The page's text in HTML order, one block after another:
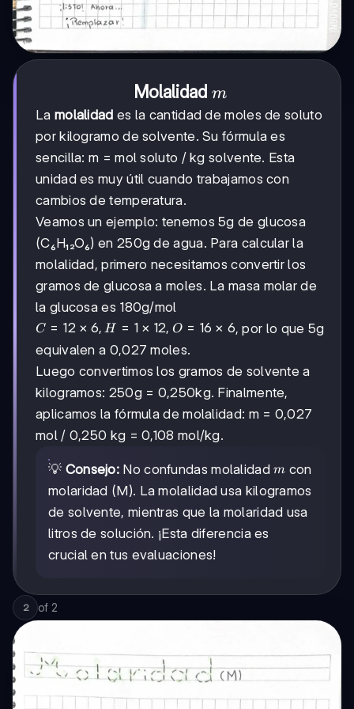
Molalidad m
m
La molalidad es la cantidad de moles de soluto
por kilogramo de solvente. Su fórmula es
sencilla: m = mol soluto / kg solvente. Esta
unidad es muy útil cuando trabajamos con
cambios de temperatura.
Veamos un ejemplo: tenemos 5g de glucosa
(C₆H₁₂O₆) en 250g de agua. Para calcular la
molalidad, primero necesitamos convertir los
gramos de glucosa a moles. La masa molar de
la glucosa es 180g/mol
C=12×6,
H=1×12,
O=16×6
C = 12 × 6, H = 1 × 12, O = 16 × 6, por lo que 5g
equivalen a 0,027 moles.
Luego convertimos los gramos de solvente a
kilogramos: 250g = 0,250kg. Finalmente,
aplicamos la fórmula de molalidad: m = 0,027
mol / 0,250 kg = 0,108 mol/kg.
💡 Consejo: No confundas molalidadm
m con
molaridad (M). La molalidad usa kilogramos
de solvente, mientras que la molaridad usa
litros de solución. ¡Esta diferencia es
crucial en tus evaluaciones!
2 of 2